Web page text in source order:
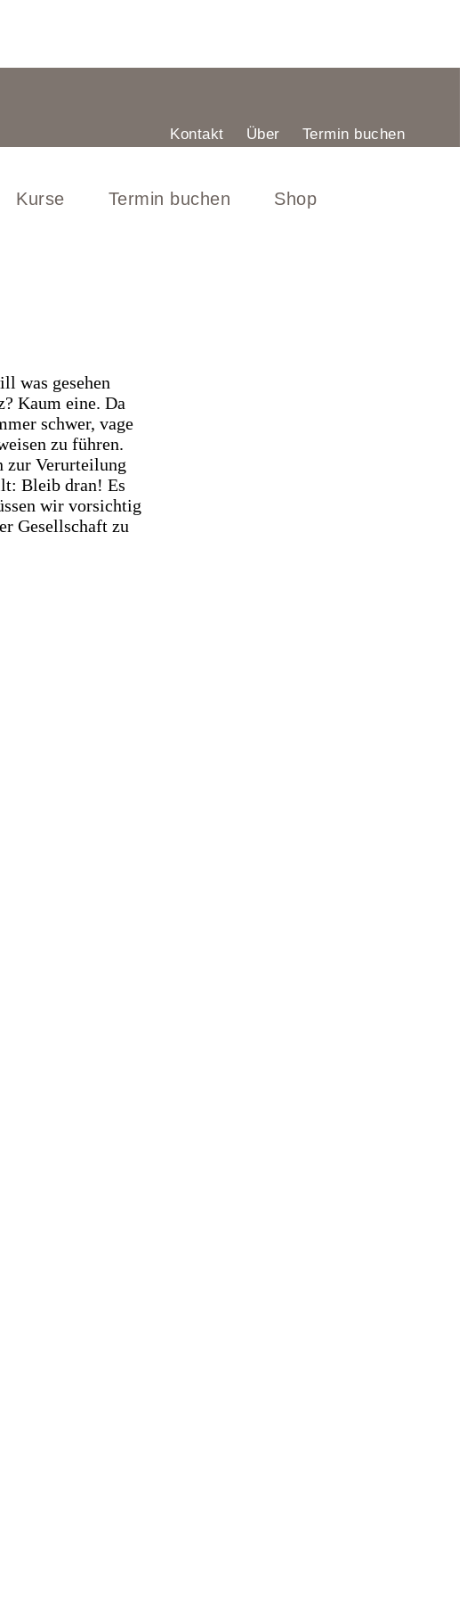
Kontakt Über Termin buchen
Kurse Termin buchen Shop
was gesehen
Kaum eine. Da
schwer, vage
zu führen.
zur Verurteilung
Bleib dran! Es
wir vorsichtig
Gesellschaft zu